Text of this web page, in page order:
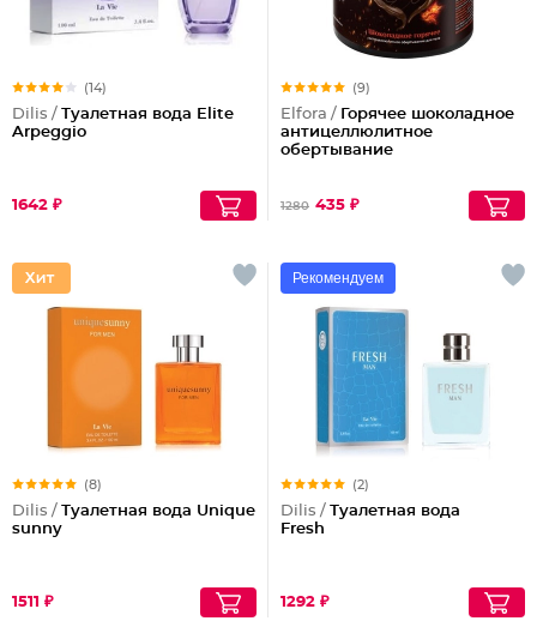
(14)
Dilis / Туалетная вода Elite
Arpeggio
1642 ₽
(9)
Elfora / Горячее шоколадное
антицеллюлитное
обертывание
1280 435 ₽
(8)
Dilis / Туалетная вода Unique
sunny
1511 ₽
Рекомендуем
(2)
Dilis / Туалетная вода
Fresh
1292 ₽